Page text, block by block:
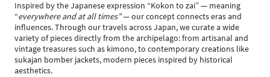
Inspired by the Japanese expression “Kokon to zai” — meaning
“everywhere and at all times”— our concept connects eras and
influences. Through our travels across Japan, we curate a wide
variety of pieces directly from the archipelago: from artisanal and
vintage treasures such as kimono, to contemporary creations like
sukajan bomber jackets, modern pieces inspired by historical
aesthetics.